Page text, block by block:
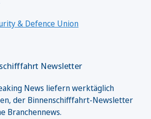
& Defence Union
Newsletter
News liefern werktäglich
der Binnenschifffahrt-Newsletter
Branchennews.